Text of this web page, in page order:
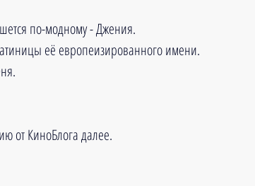
по-модному - Джения.
её европеизированного имени.
от КиноБлога далее.